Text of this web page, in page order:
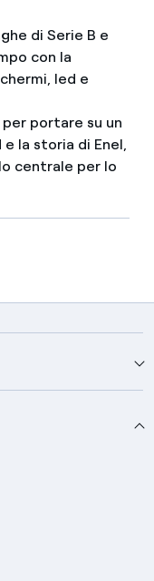
di Serie B e
con la
led e
portare su un
la storia di Enel,
centrale per lo